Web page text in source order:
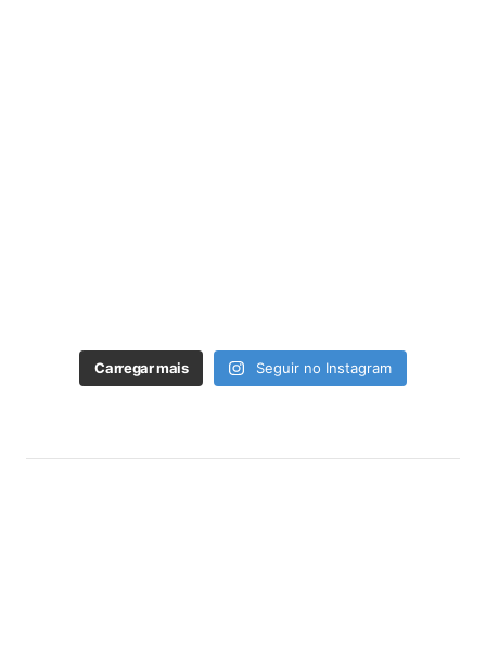
Carregar mais Seguir no Instagram